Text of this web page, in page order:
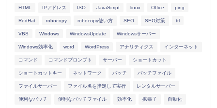
HTML IPアドレス ISO JavaScript linux Office ping
RedHat robocopy robocopy使い方 SEO SEO対策 ttl
VBS Windows WindowsUpdate Windowsサーバー
Windows効率化 word WordPress アナリティクス インターネット
コマンド コマンドプロンプト サーバー ショートカット
ショートカットキー ネットワーク バッチ バッチファイル
ファイルサーバー ファイル名を指定して実行 レンタルサーバー
便利なバッチ 便利なバッチファイル 効率化 拡張子 自動化